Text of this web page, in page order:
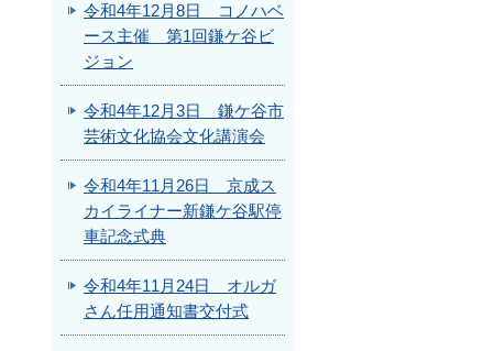
令和4年12月8日 コノハベ
ース主催 第1回鎌ケ谷ビ
ジョン
令和4年12月3日 鎌ケ谷市
芸術文化協会文化講演会
令和4年11月26日 京成ス
カイライナー新鎌ケ谷駅停
車記念式典
令和4年11月24日 オルガ
さん任用通知書交付式